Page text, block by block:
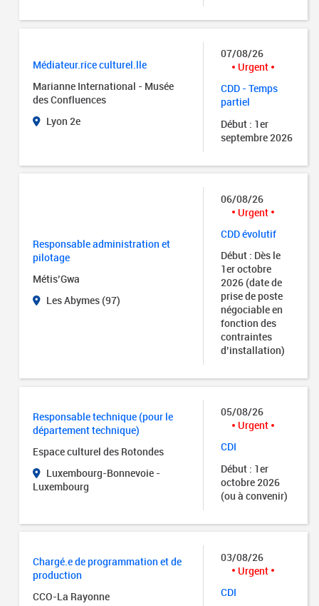
Médiateur.rice culturel.lle
Marianne International - Musée
des Confluences
Lyon 2e
07/08/26
Urgent
CDD - Temps
partiel
Début : 1er
septembre 2026
Responsable administration et
pilotage
Métis’Gwa
Les Abymes (97)
06/08/26
Urgent
CDD évolutif
Début : Dès le
1er octobre
2026 (date de
prise de poste
négociable en
fonction des
contraintes
d’installation)
Responsable technique (pour le
département technique)
Espace culturel des Rotondes
Luxembourg-Bonnevoie -
Luxembourg
05/08/26
Urgent
CDI
Début : 1er
octobre 2026
(ou à convenir)
Chargé.e de programmation et de
production
CCO-La Rayonne
03/08/26
Urgent
CDI